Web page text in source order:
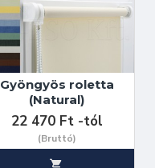
Gyöngyös roletta
(Natural)
22 470 Ft -tól
(Bruttó)